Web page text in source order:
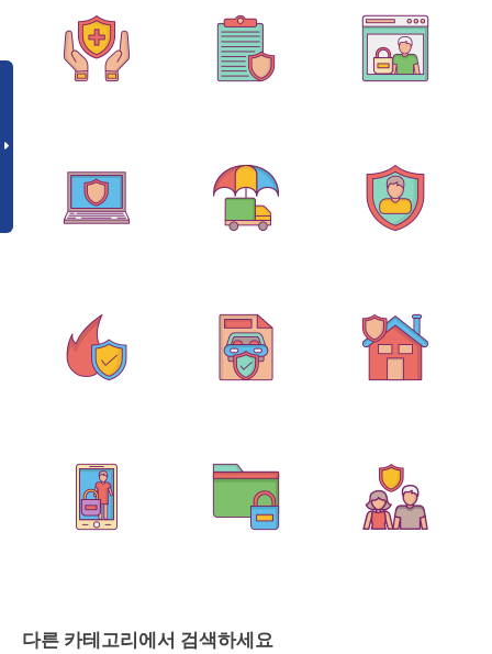
다른 카테고리에서 검색하세요